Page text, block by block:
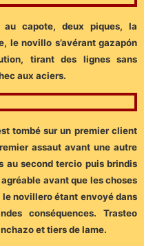
capote, deux piques, la
le novillo s’avérant gazapón
tirant des lignes sans
aux aciers.
tombé sur un premier client
assaut avant une autre
au second tercio puis brindis
agréable avant que les choses
novillero étant envoyé dans
conséquences. Trasteo
et tiers de lame.